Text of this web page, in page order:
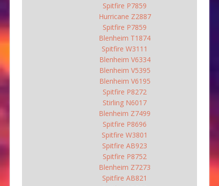
Spitfire P7859
Hurricane Z2887
Spitfire P7859
Blenheim T1874
Spitfire W3111
Blenheim V6334
Blenheim V5395
Blenheim V6195
Spitfire P8272
Stirling N6017
Blenheim Z7499
Spitfire P8696
Spitfire W3801
Spitfire AB923
Spitfire P8752
Blenheim Z7273
Spitfire AB821